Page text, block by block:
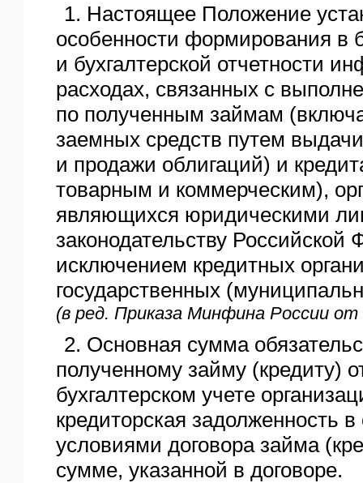
1. Настоящее Положение
особенности формирования в
и бухгалтерской отчетности
расходах, связанных с
по полученным займам
заемных средств путем
и продажи облигаций) и
товарным и коммерческим),
являющихся юридическими
законодательству Российской
исключением кредитных
государственных
(в ред. Приказа Минфина России от
2. Основная сумма
полученному займу (кредиту)
бухгалтерском учете
кредиторская задолженность в
условиями договора займа
сумме, указанной в договоре.